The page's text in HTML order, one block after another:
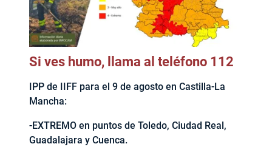
Si ves humo, llama al teléfono 112
IPP de IIFF para el 9 de agosto en Castilla-La
Mancha:
-EXTREMO en puntos de Toledo, Ciudad Real,
Guadalajara y Cuenca.